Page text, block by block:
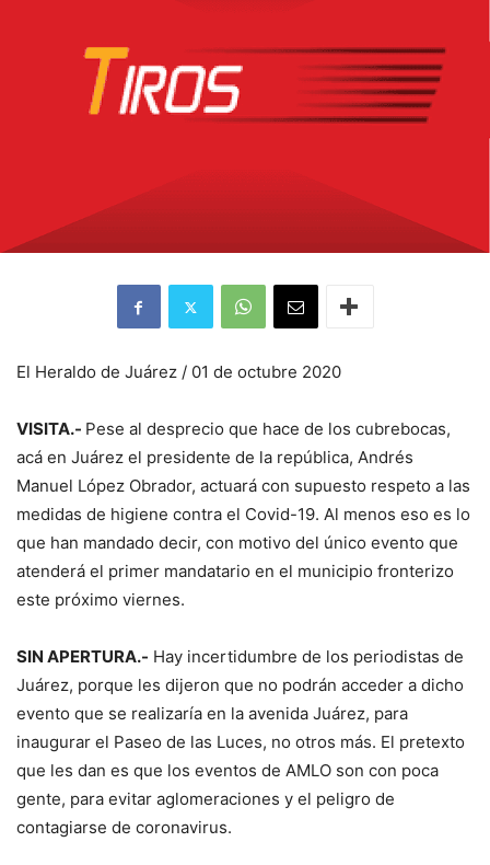
El Heraldo de Juárez / 01 de octubre 2020
VISITA.- Pese al desprecio que hace de los cubrebocas,
acá en Juárez el presidente de la república, Andrés
Manuel López Obrador, actuará con supuesto respeto a las
medidas de higiene contra el Covid-19. Al menos eso es lo
que han mandado decir, con motivo del único evento que
atenderá el primer mandatario en el municipio fronterizo
este próximo viernes.
SIN APERTURA.- Hay incertidumbre de los periodistas de
Juárez, porque les dijeron que no podrán acceder a dicho
evento que se realizaría en la avenida Juárez, para
inaugurar el Paseo de las Luces, no otros más. El pretexto
que les dan es que los eventos de AMLO son con poca
gente, para evitar aglomeraciones y el peligro de
contagiarse de coronavirus.